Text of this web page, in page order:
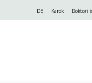
Felső
DE Karok Doktori